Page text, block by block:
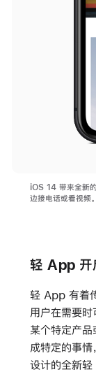
iOS 14 带来全新的
边接电话或看视频。
轻 App 开
轻 App 有着
用户在需要
某个特定产品
成特定的事情
设计的全新